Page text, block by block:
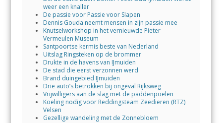
weer een knaller
De passie voor Passie voor Slapen
Dennis Gouda neemt mensen in zijn passie mee
Knutselworkshop in het vernieuwde Pieter
Vermeulen Museum
Santpoortse kermis beste van Nederland
Uitslag Ringsteken op de brommer
Drukte in de havens van IJmuiden
De stad die eerst verzonnen werd
Brand duingebied IJmuiden
Drie auto’s betrokken bij ongeval Rijksweg
Vrijwilligers aan de slag met de paddenpoelen
Koeling nodig voor Reddingsteam Zeedieren (RTZ)
Velsen
Gezellige wandeling met de Zonnebloem